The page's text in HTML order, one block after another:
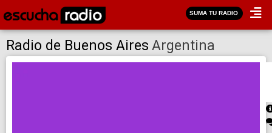
SUMA TU RADIO
Radio de Buenos Aires Argentina